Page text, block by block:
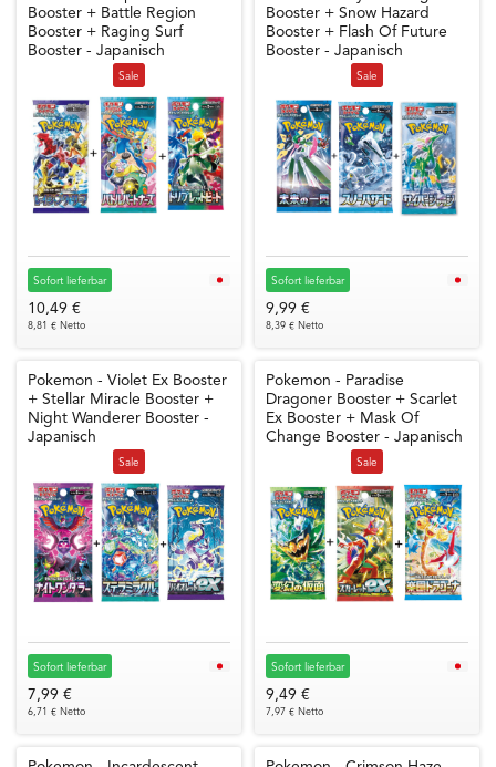
Booster + Battle Region
Booster + Raging Surf
Booster - Japanisch
Sale
Sofort lieferbar
10,49 €
8,81 € Netto
Booster + Snow Hazard
Booster + Flash Of Future
Booster - Japanisch
Sale
Sofort lieferbar
9,99 €
8,39 € Netto
Pokemon - Violet Ex Booster
+ Stellar Miracle Booster +
Night Wanderer Booster -
Japanisch
Sale
Sofort lieferbar
7,99 €
6,71 € Netto
Pokemon - Paradise
Dragoner Booster + Scarlet
Ex Booster + Mask Of
Change Booster - Japanisch
Sale
Sofort lieferbar
9,49 €
7,97 € Netto